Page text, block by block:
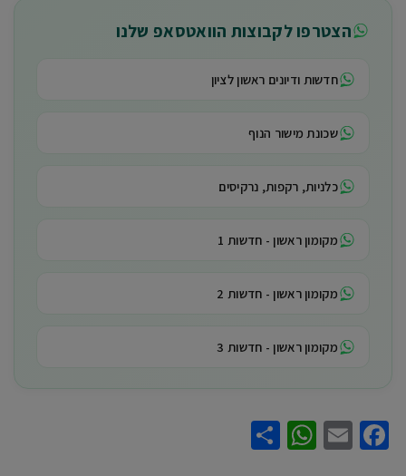
הצטרפו לקבוצות הוואטסאפ שלנו
חדשות ודיונים ראשון לציון
שכונת מישור הנוף
כלניות, רקפות, נרקיסים
מקומון ראשון - חדשות 1
מקומון ראשון - חדשות 2
מקומון ראשון - חדשות 3
Facebook
Email
WhatsApp